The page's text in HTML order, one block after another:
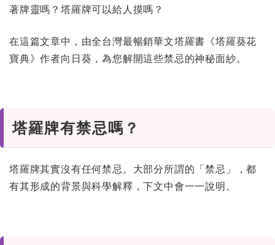
著牌靈嗎？塔羅牌可以給人摸嗎？
在這篇文章中，由全台灣最暢銷華文塔羅書《塔羅葵花
寶典》作者向日葵，為您解開這些禁忌的神秘面紗。
塔羅牌有禁忌嗎？
塔羅牌其實沒有任何禁忌。大部分所謂的「禁忌」，都
有其形成的背景與科學解釋，下文中會一一說明。